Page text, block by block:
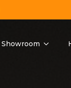
Showroom